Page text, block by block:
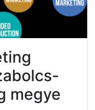
megye